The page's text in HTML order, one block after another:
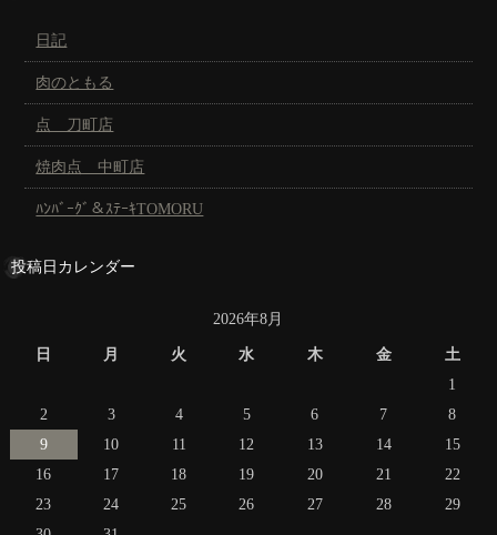
日記
肉のともる
点 刀町店
焼肉点 中町店
ﾊﾝﾊﾞｰｸﾞ＆ｽﾃｰｷTOMORU
投稿日カレンダー
2026年8月
日 月 火 水 木 金
土
1
2
3 4 5 6 7
8
9
10 11 12 13 14
15
16
17 18 19 20 21
22
23
24 25 26 27 28
29